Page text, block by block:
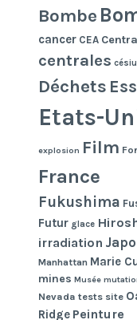
Bombe
cancer CEA
centrales
Déchets
Etats-
explosion Film
France
Fukushima
Futur glace
irradiation
Manhattan Marie
mines Musée
Nevada tests site
Ridge Peinture